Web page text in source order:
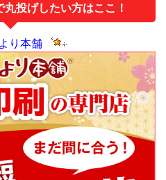
投げしたい方はここ！
り本舗